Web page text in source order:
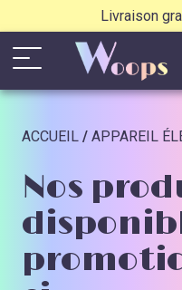
Livraison
ACCUEIL / APPAREIL
Nos